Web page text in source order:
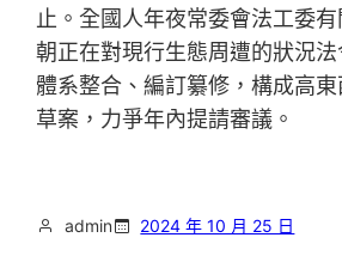
止。全國人年夜常委會法工委
朝正在對現行生態周遭的狀況
體系整合、編訂纂修，構成高
草案，力爭年內提請審議。
admin 2024 年 10 月 25 日